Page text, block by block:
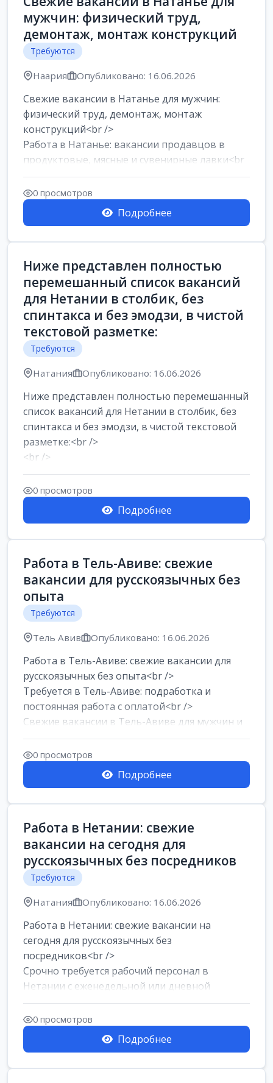
мужчин: физический труд,
демонтаж, монтаж конструкций
Требуются
Наария Опубликовано: 16.06.2026
Свежие вакансии в Натанье для мужчин:
физический труд, демонтаж, монтаж
конструкций<br />
Работа в Натанье: вакансии продавцов в
продуктовые, мясные и сувенирные лавки<br
/>
Разнорабочий на сборку м...
0 просмотров
Подробнее
Ниже представлен полностью
перемешанный список вакансий
для Нетании в столбик, без
спинтакса и без эмодзи, в чистой
текстовой разметке:
Требуются
Натания Опубликовано: 16.06.2026
Ниже представлен полностью перемешанный
список вакансий для Нетании в столбик, без
спинтакса и без эмодзи, в чистой текстовой
разметке:<br />
<br />
Работа в Нетании на мебельном
производстве: требу...
0 просмотров
Подробнее
Работа в Тель-Авиве: свежие
вакансии для русскоязычных без
опыта
Требуются
Тель Авив Опубликовано: 16.06.2026
Работа в Тель-Авиве: свежие вакансии для
русскоязычных без опыта<br />
Требуется в Тель-Авиве: подработка и
постоянная работа с оплатой<br />
Свежие вакансии в Тель-Авиве для мужчин и
женщин от хозя...
0 просмотров
Подробнее
Работа в Нетании: свежие
вакансии на сегодня для
русскоязычных без посредников
Требуются
Натания Опубликовано: 16.06.2026
Работа в Нетании: свежие вакансии на
сегодня для русскоязычных без
посредников<br />
Срочно требуется рабочий персонал в
Нетании с еженедельной или дневной
оплатой<br />
Свежие вакансии в Нетании дл...
0 просмотров
Подробнее